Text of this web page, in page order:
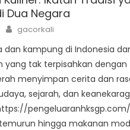
Dua Negara
Author
gacorkali
dan kampung di Indonesia
yang tak terpisahkan dengan
menyimpan cerita dan
sejarah, dan
hingga makanan